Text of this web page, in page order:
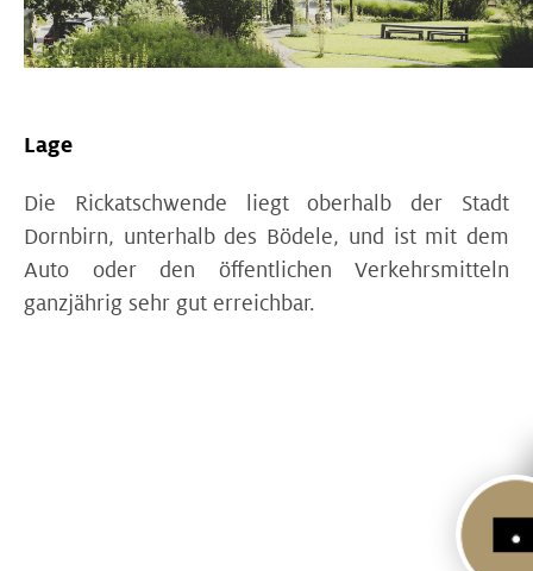
Lage
Die Rickatschwende liegt oberhalb der Stadt
Dornbirn, unterhalb des Bödele, und ist mit dem
Auto oder den öffentlichen Verkehrsmitteln
ganzjährig sehr gut erreichbar.